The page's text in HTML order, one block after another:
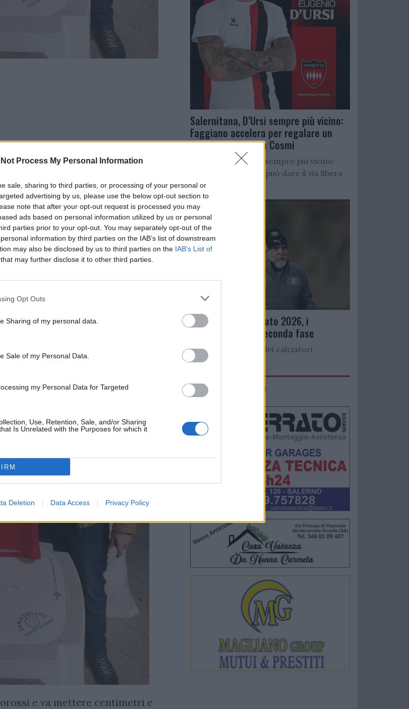
Not Process My Personal Information
sale, sharing to third parties, or processing of your personal or
advertising by us, please use the below opt-out section to
note that after your opt-out request is processed you may
ads based on personal information utilized by us or personal
parties prior to your opt-out. You may separately opt-out of the
information by third parties on the IAB’s list of downstream
may also be disclosed by us to third parties on the IAB’s List of
that may further disclose it to other third parties.
Opt Outs
Sharing of my personal data.
Sale of my Personal Data.
my Personal Data for Targeted
Use, Retention, Sale, and/or Sharing
Is Unrelated with the Purposes for which it
Deletion Data Access Privacy Policy
e va mettere centimetri e
Salernitana, D’Ursi sempre più vicino:
Faggiano accelera per regalare un
altro attaccante a Cosmi
Salernitana, D’Ursi sempre più vicino:
Starita al Sorrento può dare il via libera
all’operazione
Ritiro precampionato 2026, i
convocati per la seconda fase
Di seguito l’elenco dei calciatori
convocati per...
IMACO Promosolution